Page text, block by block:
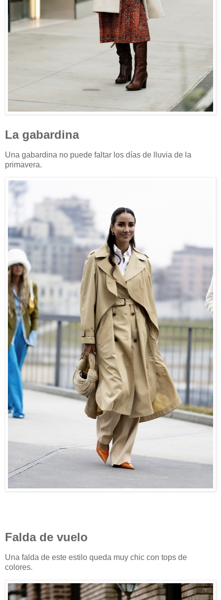
La gabardina
Una gabardina no puede faltar los días de lluvia de la
primavera.
Falda de vuelo
Una falda de este estilo queda muy chic con tops de
colores.